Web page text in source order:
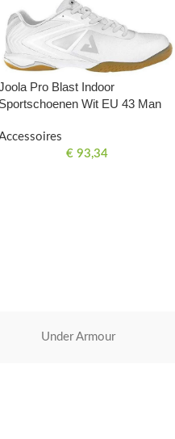
Pro Blast Indoor
Sportschoenen Wit EU 43 Man
€93,34
Under Armour